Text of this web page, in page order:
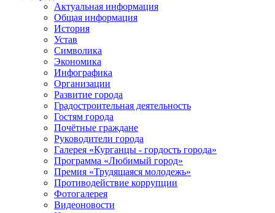
Актуальная информация
Общая информация
История
Устав
Символика
Экономика
Инфографика
Организации
Развитие города
Градостроительная деятельность
Гостям города
Почётные граждане
Руководители города
Галерея «Курганцы - гордость города»
Программа «Любимый город»
Премия «Трудящаяся молодежь»
Противодействие коррупции
Фотогалерея
Видеоновости